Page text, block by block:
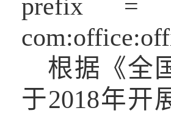
prefix = o
根据《全
于2018年开